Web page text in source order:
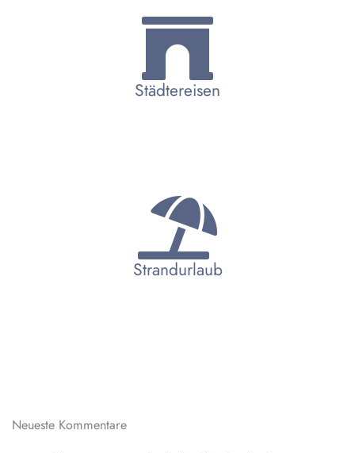
Städtereisen
Strandurlaub
Neueste Kommentare